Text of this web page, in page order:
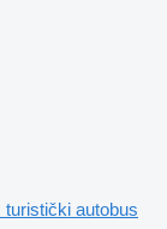
autobus